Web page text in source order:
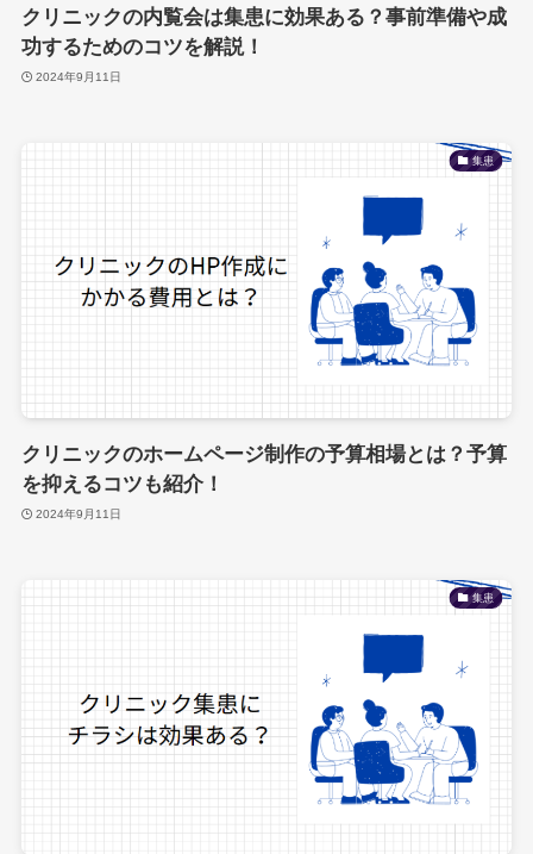
クリニックの内覧会は集患に効果ある？事前準備や成
功するためのコツを解説！
2024年9月11日
集患
クリニックのホームページ制作の予算相場とは？予算
を抑えるコツも紹介！
2024年9月11日
集患